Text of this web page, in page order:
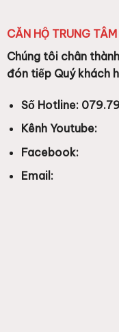
CĂN HỘ TRUNG
Chúng tôi chân
đón tiếp Quý khách
Số Hotline:
Kênh Youtube:
Facebook:
Email: